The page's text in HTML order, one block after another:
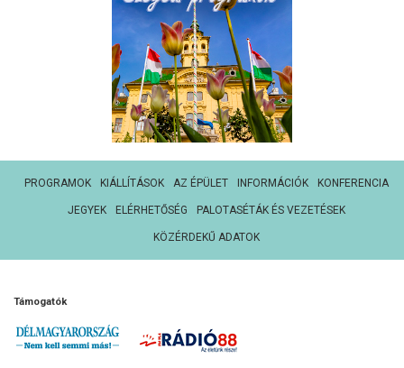
PROGRAMOK KIÁLLÍTÁSOK AZ ÉPÜLET INFORMÁCIÓK KONFERENCIA
JEGYEK ELÉRHETŐSÉG PALOTASÉTÁK ÉS VEZETÉSEK
KÖZÉRDEKŰ ADATOK
Támogatók